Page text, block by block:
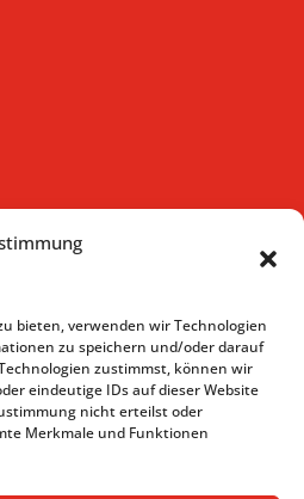
bieten, verwenden wir Technologien
zu speichern und/oder darauf
zustimmst, können wir
eindeutige IDs auf dieser Website
nicht erteilst oder
Merkmale und Funktionen
: 09569 1220
ochse-sesslach.de